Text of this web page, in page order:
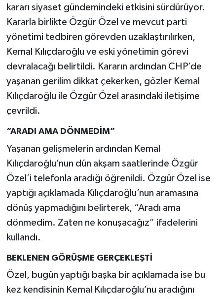
kararı siyaset gündemindeki etkisini sürdürüyor.
Kararla birlikte Özgür Özel ve mevcut parti
yönetimi tedbiren görevden uzaklaştırılırken,
Kemal Kılıçdaroğlu ve eski yönetimin görevi
devralacağı belirtildi. Kararın ardından CHP’de
yaşanan gerilim dikkat çekerken, gözler Kemal
Kılıçdaroğlu ile Özgür Özel arasındaki iletişime
çevrildi.
“ARADI AMA DÖNMEDİM”
Yaşanan gelişmelerin ardından Kemal
Kılıçdaroğlu’nun dün akşam saatlerinde Özgür
Özel’i telefonla aradığı öğrenildi. Özgür Özel ise
yaptığı açıklamada Kılıçdaroğlu’nun aramasına
dönüş yapmadığını belirterek, “Aradı ama
dönmedim. Zaten ne konuşacağız” ifadelerini
kullandı.
BEKLENEN GÖRÜŞME GERÇEKLEŞTİ
Özel, bugün yaptığı başka bir açıklamada ise bu
kez kendisinin Kemal Kılıçdaroğlu’nu aradığını